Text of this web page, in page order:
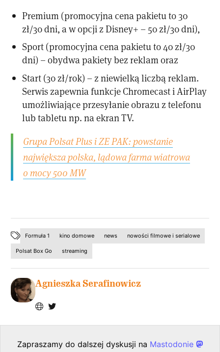
Premium (promocyjna cena pakietu to 30
zł/30 dni, a w opcji z Disney+ – 50 zł/30 dni),
Sport (promocyjna cena pakietu to 40 zł/30
dni) – obydwa pakiety bez reklam oraz
Start (30 zł/rok) – z niewielką liczbą reklam.
Serwis zapewnia funkcje Chromecast i AirPlay
umożliwiające przesyłanie obrazu z telefonu
lub tabletu np. na ekran TV.
Grupa Polsat Plus i ZE PAK: powstanie
największa polska, lądowa farma wiatrowa
o mocy 500 MW
Formuła 1 kino domowe news nowości filmowe i serialowe
Polsat Box Go streaming
Agnieszka Serafinowicz
Zapraszamy do dalszej dyskusji na Mastodonie